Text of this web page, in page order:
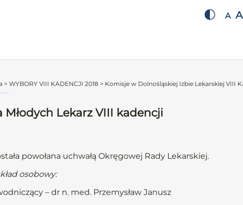
A A
> WYBORY VIII KADENCJI 2018 > Komisje w Dolnośląskiej Izbie Lekarskiej VIII
Młodych Lekarz VIII kadencji
powołana uchwałą Okręgowej Rady Lekarskiej.
osobowy:
– dr n. med. Przemysław Janusz